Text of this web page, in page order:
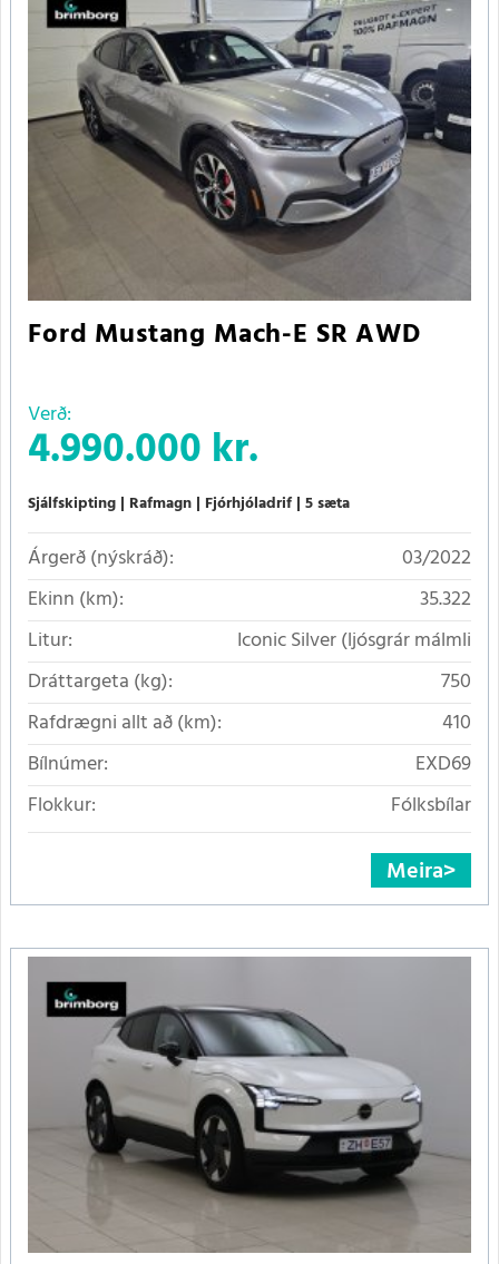
Ford Mustang Mach-E SR AWD
Verð:
4.990.000 kr.
Sjálfskipting Rafmagn Fjórhjóladrif 5 sæta
Árgerð (nýskráð):
03/2022
Ekinn (km):
35.322
Litur:
Iconic Silver (ljósgrár málmli
Dráttargeta (kg):
750
Rafdrægni allt að (km):
410
Bílnúmer:
EXD69
Flokkur:
Fólksbílar
Meira